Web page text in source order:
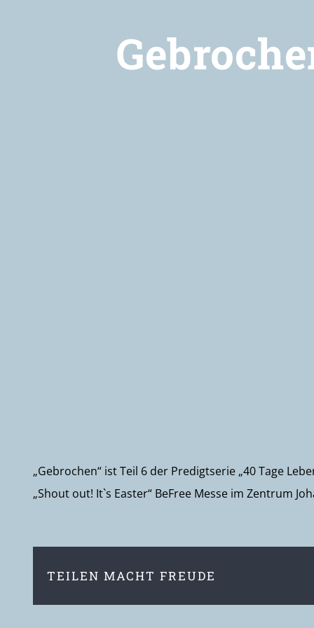
„Gebrochen“ ist Teil 6 der Predigtserie „40 Tage
„Shout out! It`s Easter“ BeFree Messe im Zentrum
TEILEN MACHT FREUDE